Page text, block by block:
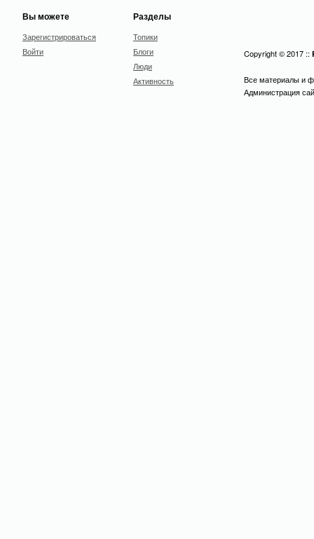
Вы можете
Зарегистрироваться
Войти
Разделы
Топики
Блоги
Люди
Активность
Copyright © 2017 ::
Все материалы и
Администрация